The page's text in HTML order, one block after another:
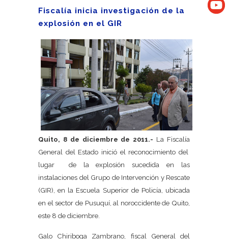
Fiscalía inicia investigación de la
explosión en el GIR
Quito, 8 de diciembre de 2011.- La Fiscalía
General del Estado inició el reconocimiento del
lugar de la explosión sucedida en las
instalaciones del Grupo de Intervención y Rescate
(GIR), en la Escuela Superior de Policía, ubicada
en el sector de Pusuquí, al noroccidente de Quito,
este 8 de diciembre.
Galo Chiriboga Zambrano, fiscal General del